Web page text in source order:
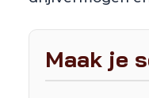
Maak je